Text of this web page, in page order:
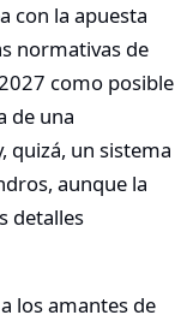
con la apuesta
normativas de
como posible
de una
quizá, un sistema
aunque la
detalles
los amantes de